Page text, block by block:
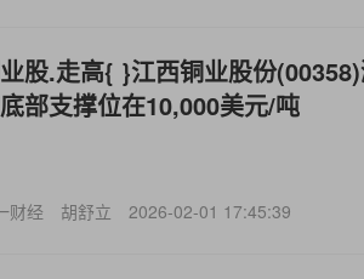
股.走高{ }江西铜业股份
部支撑位在10,000美元/吨
财经 胡舒立 2026-02-01 17:45:39